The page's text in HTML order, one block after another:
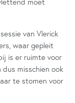
van Vlerick
waar gepleit
is er ruimte voor
misschien ook
te stomen voor